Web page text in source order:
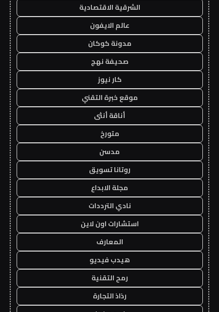
الشرقية الاقتصادية
عالم الايفون
مدونة كوكان
صحيفة نهج
كار نيوز
موقع خبرة التقني
أناقة أنثى
متورخ
مدسن
روتانا تسويق
مجلة الابداع
نادي الترددات
استشارات اون لاين
المعارف
هيدب فيديو
رمح التقنية
رذاذ التجارة